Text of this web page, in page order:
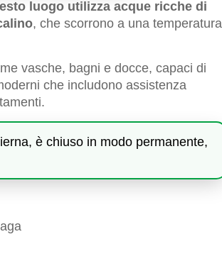
luogo utilizza acque ricche di
, che scorrono a una temperatura
vasche, bagni e docce, capaci di
che includono assistenza
è chiuso in modo permanente,